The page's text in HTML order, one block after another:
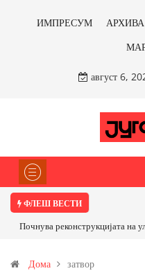
ИМПРЕСУМ АРХИВА
август 6,
ФЛЕШ ВЕСТИ
Почнува реконструкцијата на
Дома затвор